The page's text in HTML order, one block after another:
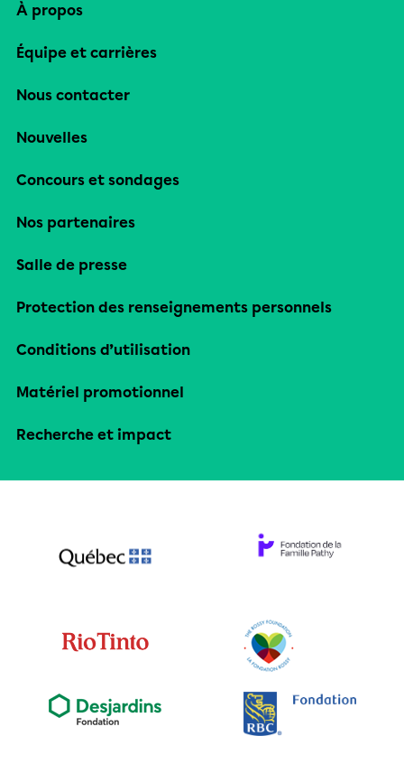
À propos
Équipe et carrières
Nous contacter
Nouvelles
Concours et sondages
Nos partenaires
Salle de presse
Protection des renseignements personnels
Conditions d’utilisation
Matériel promotionnel
Recherche et impact